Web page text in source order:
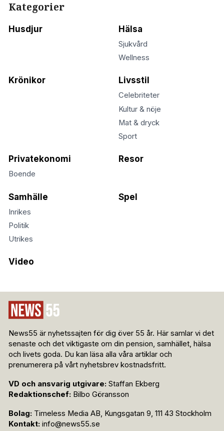
Kategorier
Husdjur Hälsa
Sjukvård
Wellness
Krönikor Livsstil
Celebriteter
Kultur & nöje
Mat & dryck
Sport
Privatekonomi
Boende
Resor
Samhälle
Inrikes
Politik
Utrikes
Spel
Video
News55 är nyhetssajten för dig över 55 år. Här samlar vi det
senaste och det viktigaste om din pension, samhället, hälsa
och livets goda. Du kan läsa alla våra artiklar och
prenumerera på vårt nyhetsbrev kostnadsfritt.
VD och ansvarig utgivare: Staffan Ekberg
Redaktionschef: Bilbo Göransson
Bolag: Timeless Media AB, Kungsgatan 9, 111 43 Stockholm
Kontakt: info@news55.se